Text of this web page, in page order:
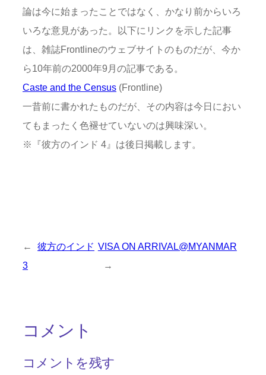
論は今に始まったことではなく、かなり前からいろ
いろな意見があった。以下にリンクを示した記事
は、雑誌Frontlineのウェブサイトのものだが、今か
ら10年前の2000年9月の記事である。
Caste and the Census (Frontline)
一昔前に書かれたものだが、その内容は今日におい
てもまったく色褪せていないのは興味深い。
※『彼方のインド 4』は後日掲載します。
←
彼方のインド
3
VISA ON ARRIVAL@MYANMAR
→
コメント
コメントを残す